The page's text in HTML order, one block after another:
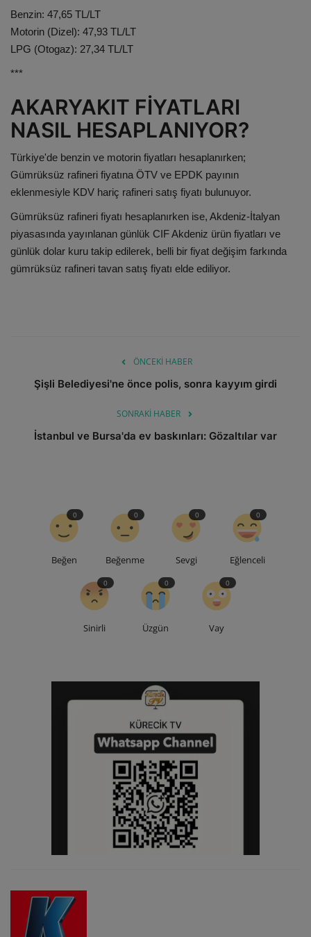
Benzin: 47,65 TL/LT
Motorin (Dizel): 47,93 TL/LT
LPG (Otogaz): 27,34 TL/LT
***
AKARYAKIT FİYATLARI
NASIL HESAPLANIYOR?
Türkiye'de benzin ve motorin fiyatları hesaplanırken;
Gümrüksüz rafineri fiyatına ÖTV ve EPDK payının
eklenmesiyle KDV hariç rafineri satış fiyatı bulunuyor.
Gümrüksüz rafineri fiyatı hesaplanırken ise, Akdeniz-İtalyan
piyasasında yayınlanan günlük CIF Akdeniz ürün fiyatları ve
günlük dolar kuru takip edilerek, belli bir fiyat değişim farkında
gümrüksüz rafineri tavan satış fiyatı elde ediliyor.
ÖNCEKI HABER
Şişli Belediyesi'ne önce polis, sonra kayyım girdi
SONRAKI HABER
İstanbul ve Bursa'da ev baskınları: Gözaltılar var
Beğen
0
Beğenme
0
Sevgi
0
Eğlenceli
0
Sinirli
0
Üzgün
0
Vay
0